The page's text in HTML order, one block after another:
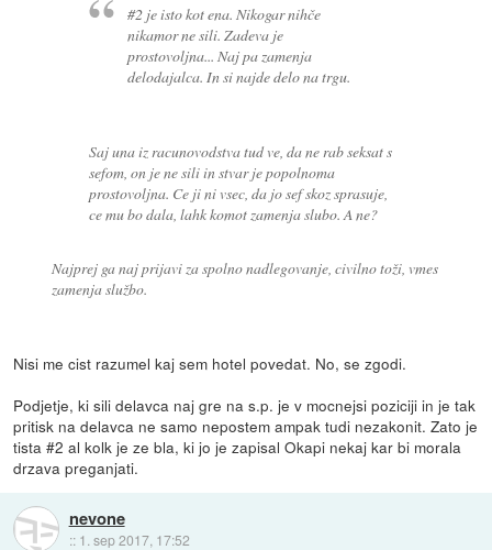
#2 je isto kot ena. Nikogar nihče
nikamor ne sili. Zadeva je
prostovoljna... Naj pa zamenja
delodajalca. In si najde delo na trgu.
Saj una iz racunovodstva tud ve, da ne rab seksat s
sefom, on je ne sili in stvar je popolnoma
prostovoljna. Ce ji ni vsec, da jo sef skoz sprasuje,
ce mu bo dala, lahk komot zamenja slubo. A ne?
Najprej ga naj prijavi za spolno nadlegovanje, civilno toži, vmes
zamenja službo.
Nisi me cist razumel kaj sem hotel povedat. No, se zgodi.
Podjetje, ki sili delavca naj gre na s.p. je v mocnejsi poziciji in je tak
pritisk na delavca ne samo nepostem ampak tudi nezakonit. Zato je
tista #2 al kolk je ze bla, ki jo je zapisal Okapi nekaj kar bi morala
drzava preganjati.
nevone
:: 1. sep 2017, 17:52